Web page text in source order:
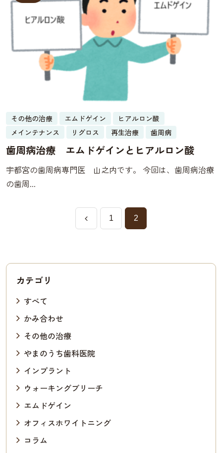
その他の治療 エムドゲイン
ヒアルロン酸
メインテナンス
リグロス 再生治療 歯周病
歯周病治療 エムドゲインとヒアルロン酸
宇都宮の歯周病専門医 山之内です。 今回は、歯周病治療
の歯周...
1 2
カテゴリ
すべて
かみ合わせ
その他の治療
やまのうち歯科医院
インプラント
ウォーキングブリーチ
エムドゲイン
オフィスホワイトニング
コラム